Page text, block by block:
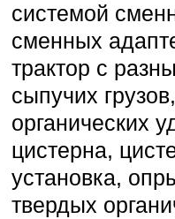
системой
сменных
трактор с
сыпучих
органических
цистерна,
установка,
твердых